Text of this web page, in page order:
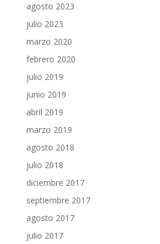
agosto 2023
julio 2023
marzo 2020
febrero 2020
julio 2019
junio 2019
abril 2019
marzo 2019
agosto 2018
julio 2018
diciembre 2017
septiembre 2017
agosto 2017
julio 2017